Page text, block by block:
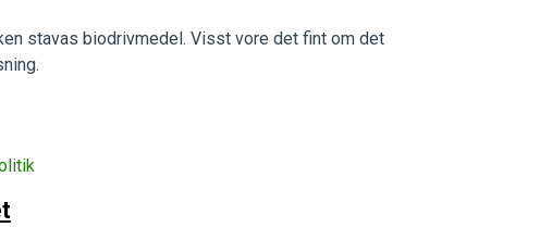
stavas biodrivmedel. Visst vore det fint om det